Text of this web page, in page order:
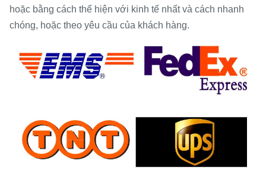
hoặc bằng cách thể hiện với kinh tế nhất và cách nhanh
chóng, hoặc theo yêu cầu của khách hàng.